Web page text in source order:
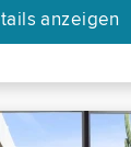
anzeigen